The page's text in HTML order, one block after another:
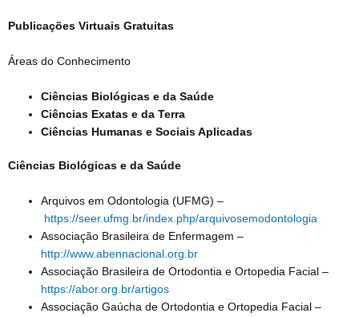
Publicações Virtuais Gratuitas
Áreas do Conhecimento
Ciências Biológicas e da Saúde
Ciências Exatas e da Terra
Ciências Humanas e Sociais Aplicadas
Ciências Biológicas e da Saúde
Arquivos em Odontologia (UFMG) –
https://seer.ufmg.br/index.php/arquivosemodontologia
Associação Brasileira de Enfermagem –
http://www.abennacional.org.br
Associação Brasileira de Ortodontia e Ortopedia Facial –
https://abor.org.br/artigos
Associação Gaúcha de Ortodontia e Ortopedia Facial –